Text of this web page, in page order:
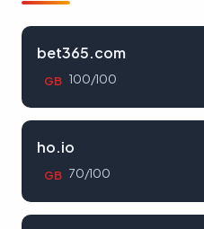
bet365.com
GB 100/100
ho.io
GB 70/100